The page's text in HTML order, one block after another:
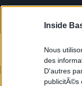
Inside
Nous
des
D'autres
publicitÃ©s